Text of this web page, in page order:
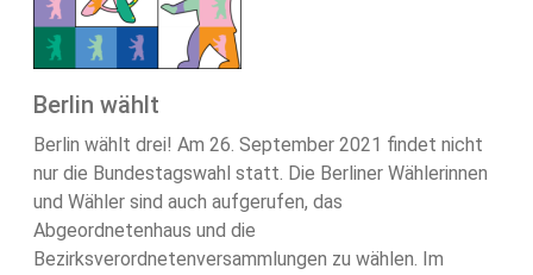
Berlin wählt
Berlin wählt drei! Am 26. September 2021 findet nicht
nur die Bundestagswahl statt. Die Berliner Wählerinnen
und Wähler sind auch aufgerufen, das
Abgeordnetenhaus und die
Bezirksverordnetenversammlungen zu wählen. Im